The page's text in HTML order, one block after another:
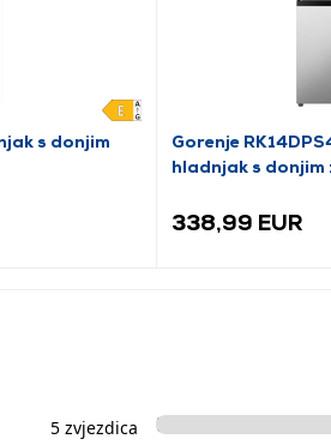
s donjim
Gorenje
hladnjak s donjim
338,99 EUR
5 zvjezdica